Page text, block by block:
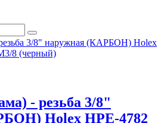
- резьба 3/8"
Holex HPE-4782